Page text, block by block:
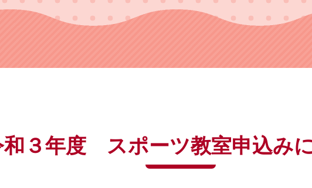
和３年度 スポーツ教室申込み
このホームページで
会員登録がお済みの方
このホームページで
会員登録がまだの方